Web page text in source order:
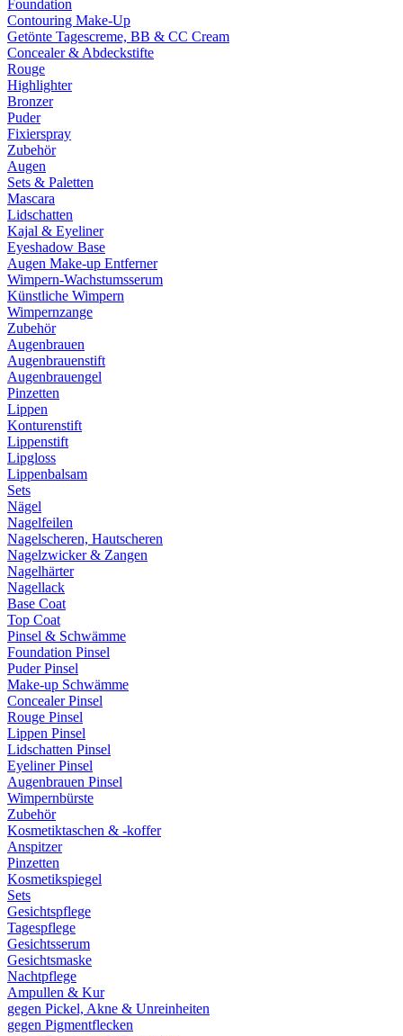
Foundation
Contouring Make-Up
Getönte Tagescreme, BB & CC Cream
Concealer & Abdeckstifte
Rouge
Highlighter
Bronzer
Puder
Fixierspray
Zubehör
Augen
Sets & Paletten
Mascara
Lidschatten
Kajal & Eyeliner
Eyeshadow Base
Augen Make-up Entferner
Wimpern-Wachstumsserum
Künstliche Wimpern
Wimpernzange
Zubehör
Augenbrauen
Augenbrauenstift
Augenbrauengel
Pinzetten
Lippen
Konturenstift
Lippenstift
Lipgloss
Lippenbalsam
Sets
Nägel
Nagelfeilen
Nagelscheren, Hautscheren
Nagelzwicker & Zangen
Nagelhärter
Nagellack
Base Coat
Top Coat
Pinsel & Schwämme
Foundation Pinsel
Puder Pinsel
Make-up Schwämme
Concealer Pinsel
Rouge Pinsel
Lippen Pinsel
Lidschatten Pinsel
Eyeliner Pinsel
Augenbrauen Pinsel
Wimpernbürste
Zubehör
Kosmetiktaschen & -koffer
Anspitzer
Pinzetten
Kosmetikspiegel
Sets
Gesichtspflege
Tagespflege
Gesichtsserum
Gesichtsmaske
Nachtpflege
Ampullen & Kur
gegen Pickel, Akne & Unreinheiten
gegen Pigmentflecken